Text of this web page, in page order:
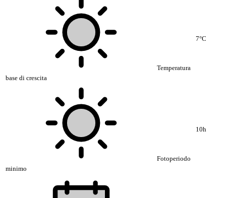
Temperatura
base di crescita
7°C
Fotoperiodo
minimo
10h